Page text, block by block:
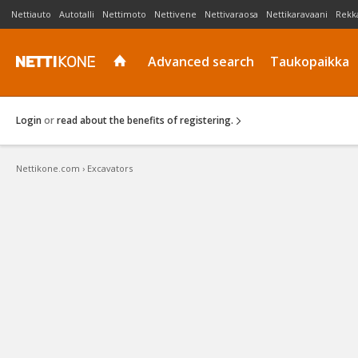
Nettiauto Autotalli Nettimoto Nettivene Nettivaraosa Nettikaravaani
Advanced search Taukopaikka
Login orread about the benefits of registering.
Nettikone.com › Excavators